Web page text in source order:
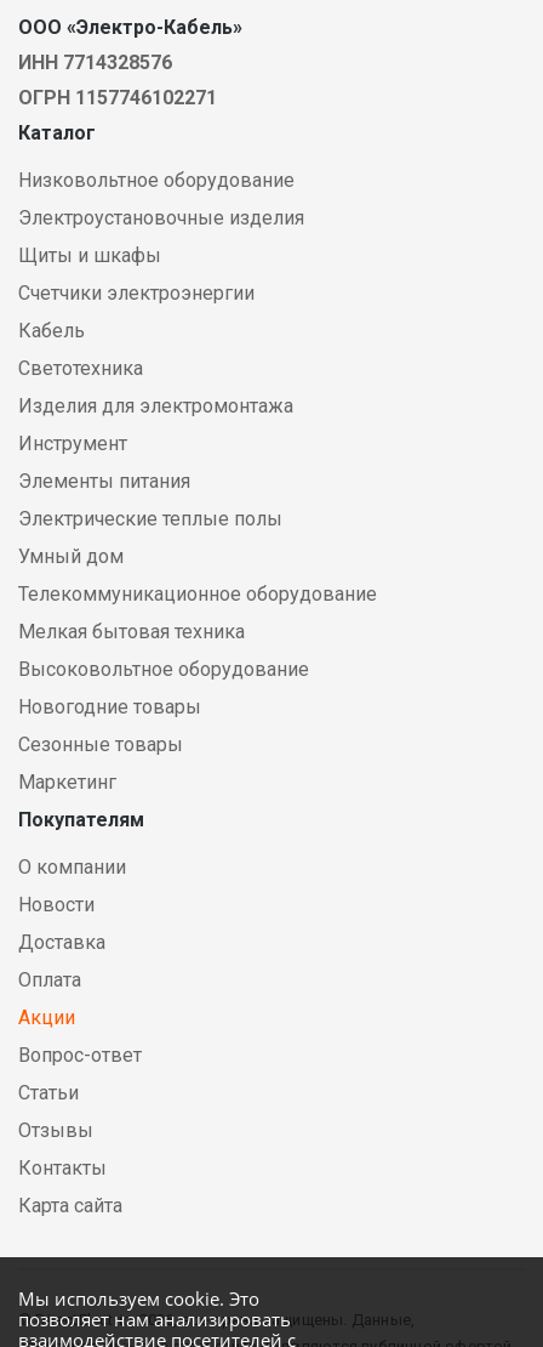
Мы используем cookie. Это
позволяет нам анализировать
взаимодействие посетителей с
ООО «Электро-Кабель»
ИНН 7714328576
ОГРН 1157746102271
Каталог
Низковольтное оборудование
Электроустановочные изделия
Щиты и шкафы
Счетчики электроэнергии
Кабель
Светотехника
Изделия для электромонтажа
Инструмент
Элементы питания
Электрические теплые полы
Умный дом
Телекоммуникационное оборудование
Мелкая бытовая техника
Высоковольтное оборудование
Новогодние товары
Сезонные товары
Маркетинг
Покупателям
О компании
Новости
Доставка
Оплата
Акции
Вопрос-ответ
Статьи
Отзывы
Контакты
Карта сайта
© DirectElectric, 2026, все права защищены. Данные,